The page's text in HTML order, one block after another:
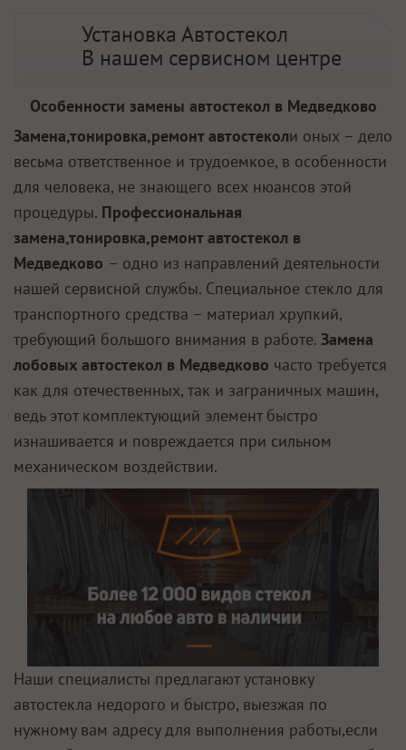
Установка Автостекол
В нашем сервисном центре
Особенности замены автостекол в Медведково
Замена,тонировка,ремонт автостеколи оных – дело
весьма ответственное и трудоемкое, в особенности
для человека, не знающего всех нюансов этой
процедуры. Профессиональная
замена,тонировка,ремонт автостекол в
Медведково – одно из направлений деятельности
нашей сервисной службы. Специальное стекло для
транспортного средства – материал хрупкий,
требующий большого внимания в работе. Замена
лобовых автостекол в Медведково часто требуется
как для отечественных, так и заграничных машин,
ведь этот комплектующий элемент быстро
изнашивается и повреждается при сильном
механическом воздействии.
Наши специалисты предлагают установку
автостекла недорого и быстро, выезжая по
нужному вам адресу для выполнения работы,если